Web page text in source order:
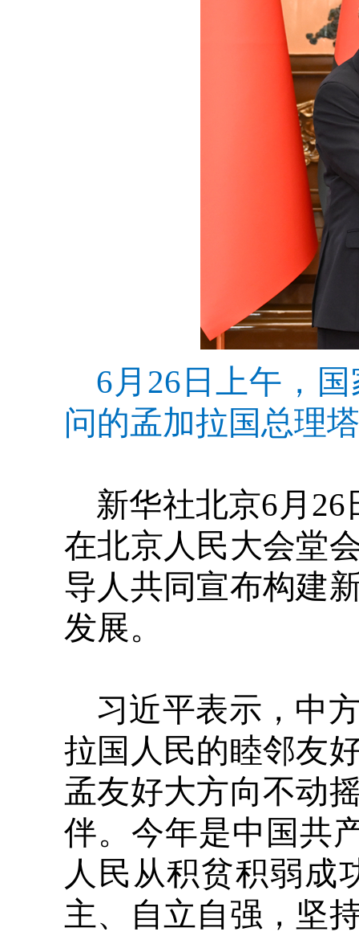
6月26日上午，
问的孟加拉国总理
新华社北京6月
在北京人民大会堂
导人共同宣布构建
发展。
习近平表示，中
拉国人民的睦邻友
孟友好大方向不动
伴。今年是中国共
人民从积贫积弱成
主、自立自强，坚